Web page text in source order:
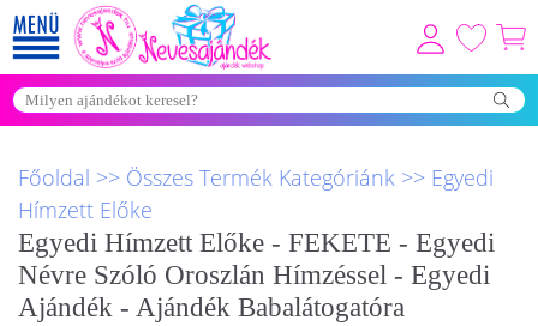
Viszonteladóknak
Grill Party Kellékek ❤️
Egyedi Ajándékok Rendelés
Összes Ajándék Kategória ⭐
Főoldal >> Összes Termék Kategóriánk >> Egyedi
Hímzett Előke
Egyedi Hímzett Előke - FEKETE - Egyedi
Névre Szóló Oroszlán Hímzéssel - Egyedi
Ajándék - Ajándék Babalátogatóra